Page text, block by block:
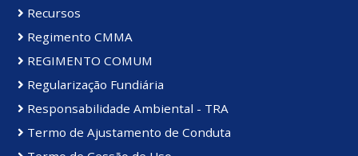
Recursos
Regimento CMMA
REGIMENTO COMUM
Regularização Fundiária
Responsabilidade Ambiental - TRA
Termo de Ajustamento de Conduta